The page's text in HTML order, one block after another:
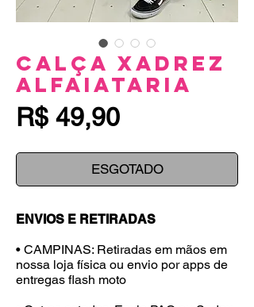
Calça Xadrez
Alfaiataria
R$ 49,90Preço
ESGOTADO
ENVIOS E RETIRADAS
• CAMPINAS: Retiradas em mãos em
nossa loja física ou envio por apps de
entregas flash moto